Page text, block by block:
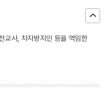
교사, 차자방지인 등을 역임한